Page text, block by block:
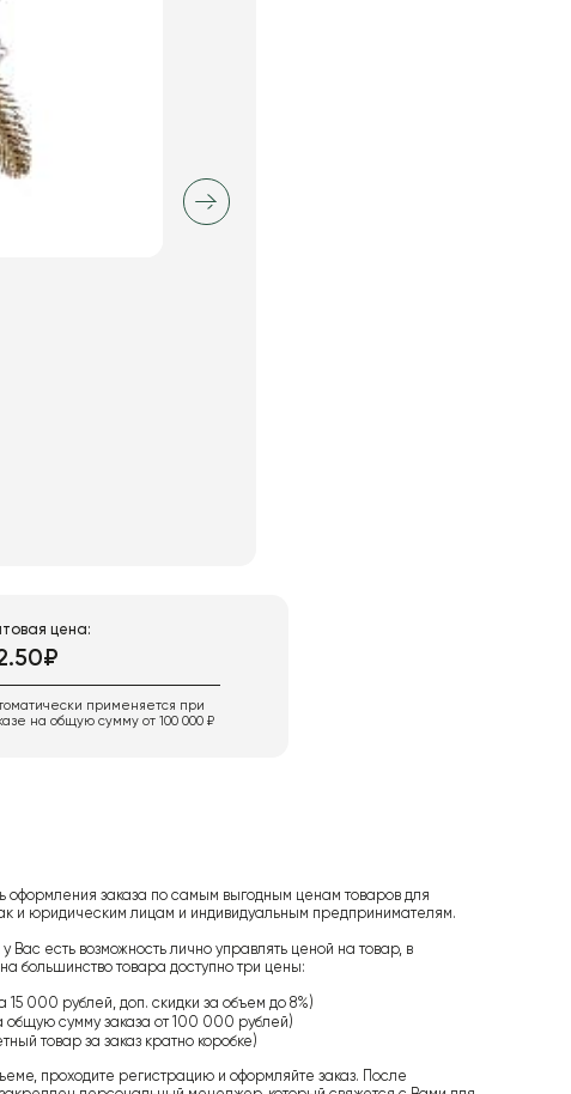
цена:
применяется при
на общую сумму от 100 000 ₽
оформления заказа по самым выгодным ценам товаров для
и юридическим лицам и индивидуальным предпринимателям.
есть возможность лично управлять ценой на товар, в
большинство товара доступно три цены:
000 рублей, доп. скидки за объем до 8%)
общую сумму заказа от 100 000 рублей)
товар за заказ кратно коробке)
проходите регистрацию и оформляйте заказ. После